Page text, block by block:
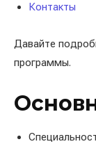
Контакты
Давайте
программы.